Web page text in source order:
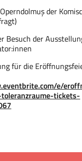
der
Besuch der
für die
e/
tickets-